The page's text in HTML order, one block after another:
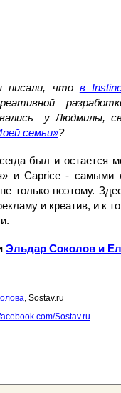
писали, что в
у Людмилы,
семьи»?
был и остается
и Caprice - самыми
только поэтому.
и креатив, и к
Эльдар Соколов и
, Sostav.ru
Sostav.ru